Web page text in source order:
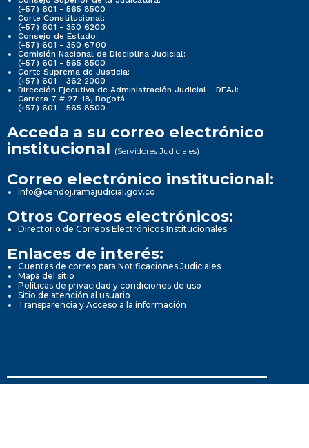
(+57) 601 - 565 8500
Corte Constitucional:
(+57) 601 - 350 6200
Consejo de Estado:
(+57) 601 - 350 6700
Comisión Nacional de Disciplina Judicial:
(+57) 601 - 565 8500
Corte Suprema de Justicia:
(+57) 601 - 362 2000
Dirección Ejecutiva de Administración Judicial - DEAJ:
Carrera 7 # 27-18, Bogotá
(+57) 601 - 565 8500
Acceda a su correo electrónico
institucional (Servidores Judiciales)
Correo electrónico institucional:
info@cendoj.ramajudicial.gov.co
Otros Correos electrónicos:
Directorio de Correos Electrónicos Institucionales
Enlaces de interés:
Cuentas de correo para Notificaciones Judiciales
Mapa del sitio
Políticas de privacidad y condiciones de uso
Sitio de atención al usuario
Transparencia y Acceso a la información